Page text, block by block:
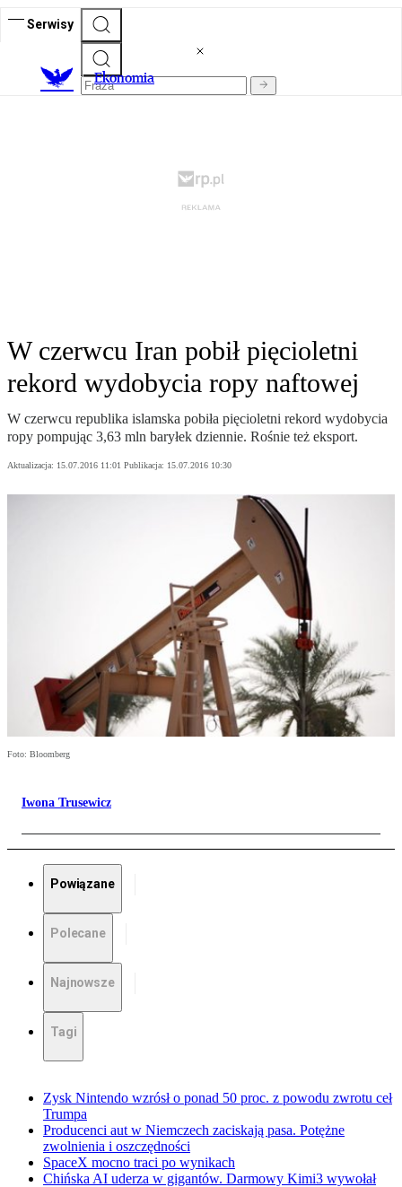
Serwisy
Ekonomia
W czerwcu Iran pobił pięcioletni
rekord wydobycia ropy naftowej
W czerwcu republika islamska pobiła pięcioletni rekord wydobycia
ropy pompując 3,63 mln baryłek dziennie. Rośnie też eksport.
Aktualizacja: 15.07.2016 11:01 Publikacja: 15.07.2016 10:30
Foto: Bloomberg
Iwona Trusewicz
Powiązane
Polecane
Najnowsze
Tagi
Zysk Nintendo wzrósł o ponad 50 proc. z powodu zwrotu ceł
Trumpa
Producenci aut w Niemczech zaciskają pasa. Potężne
zwolnienia i oszczędności
SpaceX mocno traci po wynikach
Chińska AI uderza w gigantów. Darmowy Kimi3 wywołał